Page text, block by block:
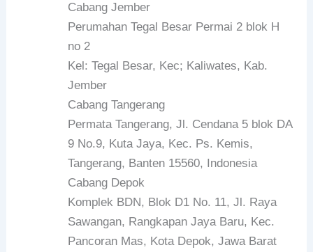
Cabang Jember
Perumahan Tegal Besar Permai 2 blok H
no 2
Kel: Tegal Besar, Kec; Kaliwates, Kab.
Jember
Cabang Tangerang
Permata Tangerang, Jl. Cendana 5 blok DA
9 No.9, Kuta Jaya, Kec. Ps. Kemis,
Tangerang, Banten 15560, Indonesia
Cabang Depok
Komplek BDN, Blok D1 No. 11, Jl. Raya
Sawangan, Rangkapan Jaya Baru, Kec.
Pancoran Mas, Kota Depok, Jawa Barat